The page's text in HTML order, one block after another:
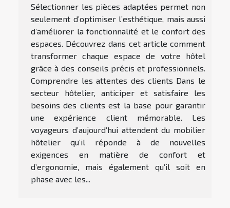
Sélectionner les pièces adaptées permet non
seulement d’optimiser l’esthétique, mais aussi
d’améliorer la fonctionnalité et le confort des
espaces. Découvrez dans cet article comment
transformer chaque espace de votre hôtel
grâce à des conseils précis et professionnels.
Comprendre les attentes des clients Dans le
secteur hôtelier, anticiper et satisfaire les
besoins des clients est la base pour garantir
une expérience client mémorable. Les
voyageurs d’aujourd’hui attendent du mobilier
hôtelier qu’il réponde à de nouvelles
exigences en matière de confort et
d’ergonomie, mais également qu’il soit en
phase avec les...